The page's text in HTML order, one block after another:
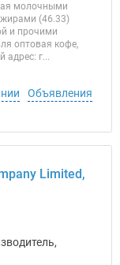
молочными
(46.33)
и прочими
оптовая кофе,
адрес: г...
Объявления
Limited,